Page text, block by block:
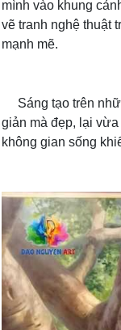
mình vào khung
vẽ tranh nghệ thuật
mạnh mẽ.
Sáng tạo trên
giản mà đẹp, lại
không gian sống